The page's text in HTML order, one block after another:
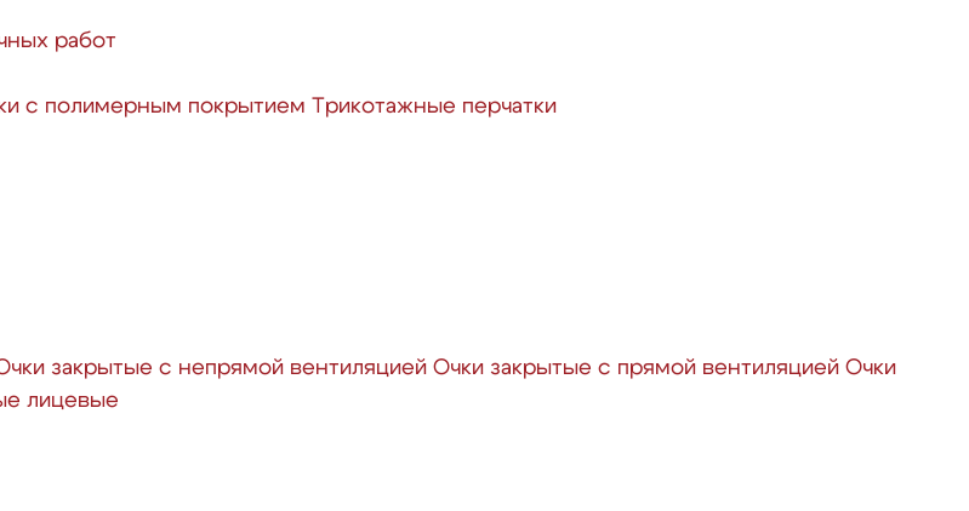
работ
с полимерным покрытием Трикотажные перчатки
закрытые с непрямой вентиляцией Очки закрытые с прямой вентиляцией Очки
лицевые